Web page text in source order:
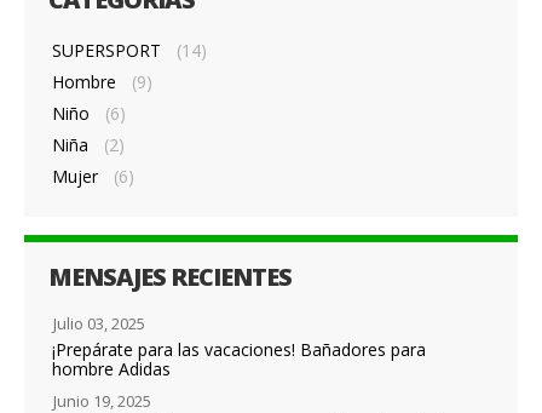
SUPERSPORT
(14)
Hombre
(9)
Niño
(6)
Niña
(2)
Mujer
(6)
MENSAJES RECIENTES
Julio 03, 2025
¡Prepárate para las vacaciones! Bañadores para
hombre Adidas
Junio 19, 2025